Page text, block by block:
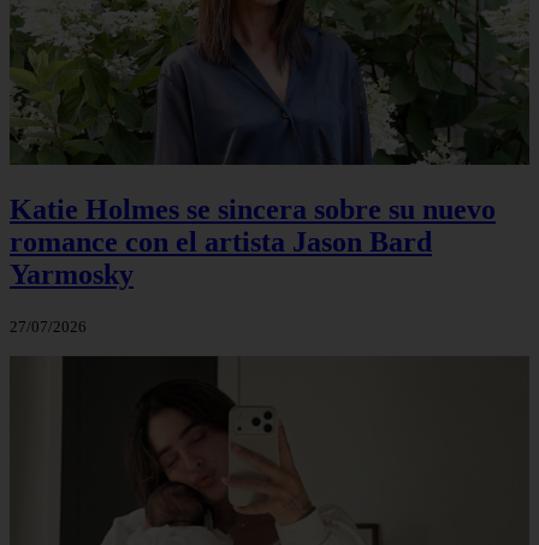
Katie Holmes se sincera sobre su nuevo
romance con el artista Jason Bard
Yarmosky
27/07/2026